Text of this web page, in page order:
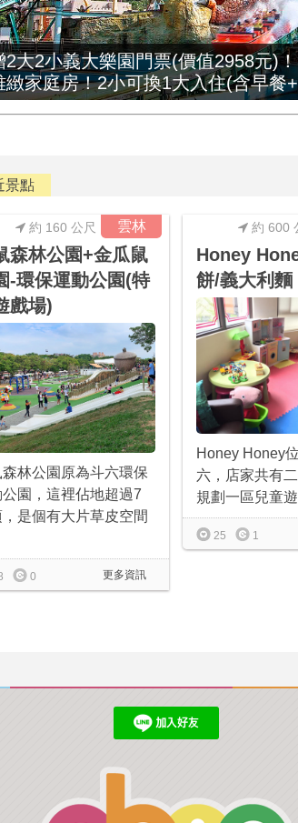
大2小義大樂園門票(價值2958元)
緻家庭房！2小可換1大入住(含早餐
景點
雲林
約 160 公尺
森林公園+金瓜鼠
-環保運動公園(特
戲場)
森林公園原為斗六環保
園，這裡佔地超過7
是個有大片草皮空間
更多資訊
0
約 600
Honey
餅/義大利麵
Honey Honey
六，店家共有
規劃一區兒童
25 1